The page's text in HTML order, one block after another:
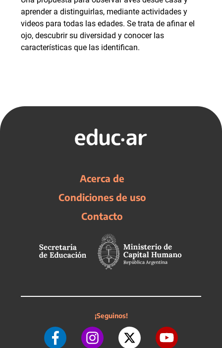
aprender a distinguirlas, mediante actividades y
videos para todas las edades. Se trata de afinar el
ojo, descubrir su diversidad y conocer las
características que las identifican.
Acerca de
Condiciones de uso
Contacto
¡Seguinos!